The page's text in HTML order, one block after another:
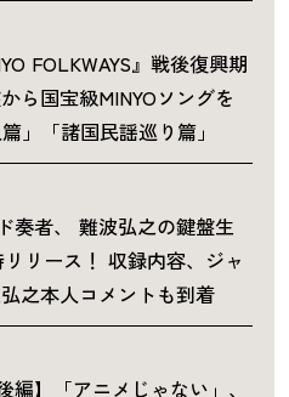
FOLKWAYS』戦後復興期
ら国宝級MINYOソングを
」「諸国民謡巡り篇」
奏者、 難波弘之の鍵盤生
リース！ 収録内容、ジャ
之本人コメントも到着
】「アニメじゃない」、